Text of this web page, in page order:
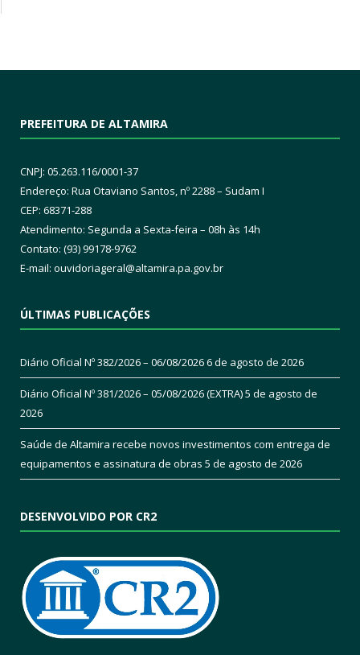
PREFEITURA DE ALTAMIRA
CNPJ: 05.263.116/0001-37
Endereço: Rua Otaviano Santos, nº 2288 – Sudam I
CEP: 68371-288
Atendimento: Segunda a Sexta-feira – 08h às 14h
Contato: (93) 99178-9762
E-mail: ouvidoriageral@altamira.pa.gov.br
ÚLTIMAS PUBLICAÇÕES
Diário Oficial Nº 382/2026 – 06/08/20266 de agosto de 2026
Diário Oficial Nº 381/2026 – 05/08/2026 (EXTRA)5 de agosto de
2026
Saúde de Altamira recebe novos investimentos com entrega de
equipamentos e assinatura de obras 5 de agosto de 2026
DESENVOLVIDO POR CR2